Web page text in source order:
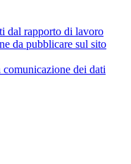
dal rapporto di lavoro
da pubblicare sul sito
comunicazione dei dati